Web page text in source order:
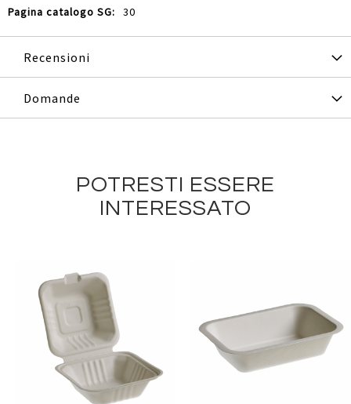
30
Recensioni
Domande
POTRESTI ESSERE
INTERESSATO